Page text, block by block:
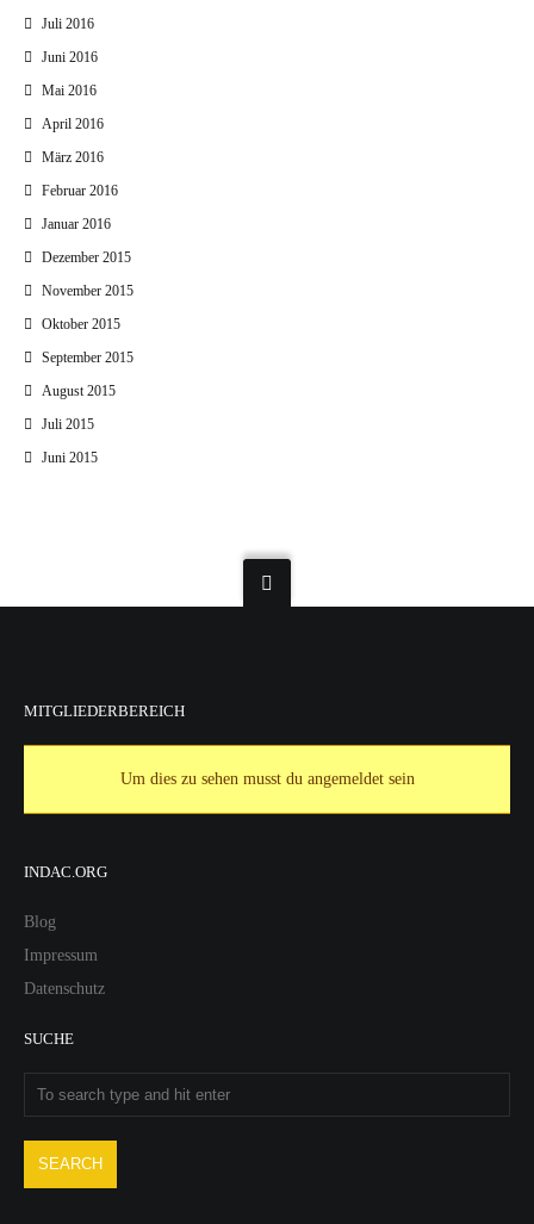
Juli 2016
Juni 2016
Mai 2016
April 2016
März 2016
Februar 2016
Januar 2016
Dezember 2015
November 2015
Oktober 2015
September 2015
August 2015
Juli 2015
Juni 2015
MITGLIEDERBEREICH
Um dies zu sehen musst du angemeldet sein
INDAC.ORG
Blog
Impressum
Datenschutz
SUCHE